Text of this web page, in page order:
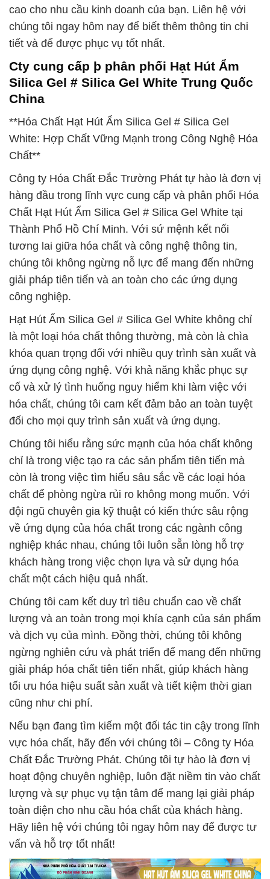
cao cho nhu cầu kinh doanh của bạn. Liên hệ với
chúng tôi ngay hôm nay để biết thêm thông tin chi
tiết và để được phục vụ tốt nhất.
Cty cung cấp þ phân phối Hạt Hút Ẩm
Silica Gel # Silica Gel White Trung Quốc
China
**Hóa Chất Hạt Hút Ẩm Silica Gel # Silica Gel
White: Hợp Chất Vững Mạnh trong Công Nghệ Hóa
Chất**
Công ty Hóa Chất Đắc Trường Phát tự hào là đơn vị
hàng đầu trong lĩnh vực cung cấp và phân phối Hóa
Chất Hạt Hút Ẩm Silica Gel # Silica Gel White tại
Thành Phố Hồ Chí Minh. Với sứ mệnh kết nối
tương lai giữa hóa chất và công nghệ thông tin,
chúng tôi không ngừng nỗ lực để mang đến những
giải pháp tiên tiến và an toàn cho các ứng dụng
công nghiệp.
Hạt Hút Ẩm Silica Gel # Silica Gel White không chỉ
là một loại hóa chất thông thường, mà còn là chìa
khóa quan trọng đối với nhiều quy trình sản xuất và
ứng dụng công nghệ. Với khả năng khắc phục sự
cố và xử lý tình huống nguy hiểm khi làm việc với
hóa chất, chúng tôi cam kết đảm bảo an toàn tuyệt
đối cho mọi quy trình sản xuất và ứng dụng.
Chúng tôi hiểu rằng sức mạnh của hóa chất không
chỉ là trong việc tạo ra các sản phẩm tiên tiến mà
còn là trong việc tìm hiểu sâu sắc về các loại hóa
chất để phòng ngừa rủi ro không mong muốn. Với
đội ngũ chuyên gia kỹ thuật có kiến thức sâu rộng
về ứng dụng của hóa chất trong các ngành công
nghiệp khác nhau, chúng tôi luôn sẵn lòng hỗ trợ
khách hàng trong việc chọn lựa và sử dụng hóa
chất một cách hiệu quả nhất.
Chúng tôi cam kết duy trì tiêu chuẩn cao về chất
lượng và an toàn trong mọi khía cạnh của sản phẩm
và dịch vụ của mình. Đồng thời, chúng tôi không
ngừng nghiên cứu và phát triển để mang đến những
giải pháp hóa chất tiên tiến nhất, giúp khách hàng
tối ưu hóa hiệu suất sản xuất và tiết kiệm thời gian
cũng như chi phí.
Nếu bạn đang tìm kiếm một đối tác tin cậy trong lĩnh
vực hóa chất, hãy đến với chúng tôi – Công ty Hóa
Chất Đắc Trường Phát. Chúng tôi tự hào là đơn vị
hoạt động chuyên nghiệp, luôn đặt niềm tin vào chất
lượng và sự phục vụ tận tâm để mang lại giải pháp
toàn diện cho nhu cầu hóa chất của khách hàng.
Hãy liên hệ với chúng tôi ngay hôm nay để được tư
vấn và hỗ trợ tốt nhất!